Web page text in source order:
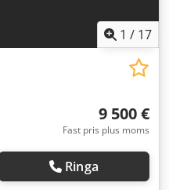
1 / 17
9 500 €
Fast pris plus moms
Ringa